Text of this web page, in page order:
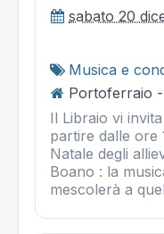
sabato 20
Musica e
Portoferraio
Il Libraio vi
partire dalle ore
Natale degli
Boano : la
mescolerà a